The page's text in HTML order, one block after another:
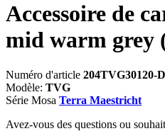
Accessoire de
mid warm grey
Numéro d'article 204TVG30120-D
Modèle: TVG
Série Mosa Terra Maestricht
Avez-vous des questions ou